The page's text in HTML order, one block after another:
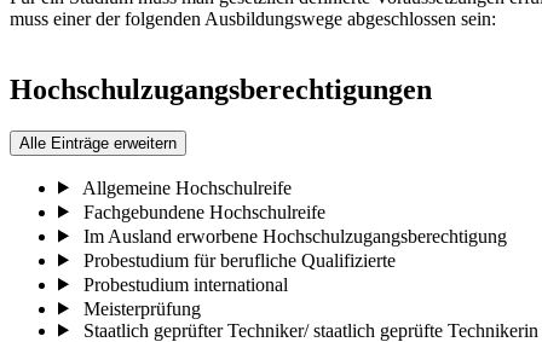
muss einer der folgenden Ausbildungswege abgeschlossen sein:
Hochschulzugangsberechtigungen
Alle Einträge erweitern
Allgemeine Hochschulreife
Fachgebundene Hochschulreife
Im Ausland erworbene Hochschulzugangsberechtigung
Probestudium für berufliche Qualifizierte
Probestudium international
Meisterprüfung
Staatlich geprüfter Techniker/ staatlich geprüfte